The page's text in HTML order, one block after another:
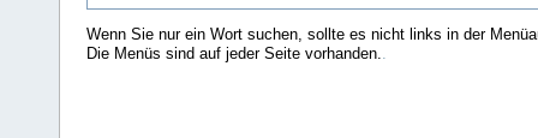
Wenn Sie nur ein Wort suchen, sollte es nicht links in der
Die Menüs sind auf jeder Seite vorhanden..